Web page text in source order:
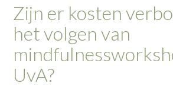
Zijn er kosten
het volgen van
UvA?